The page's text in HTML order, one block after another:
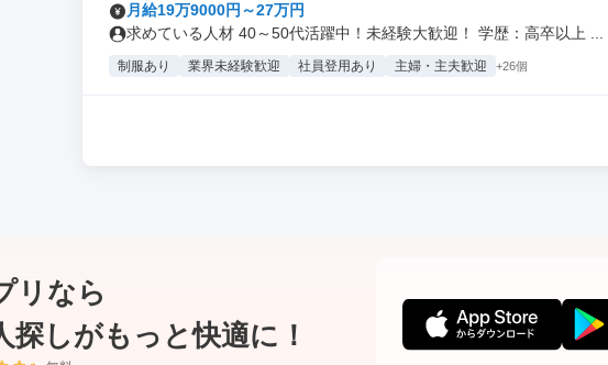
月給19万9000円～27万円
求めている人材 40～50代活躍中！未経験大歓迎！ 学歴：高卒以上 ...
制服あり 業界未経験歓迎 社員登用あり 主婦・主夫歓迎 +26個
リなら
探しがもっと快適に！